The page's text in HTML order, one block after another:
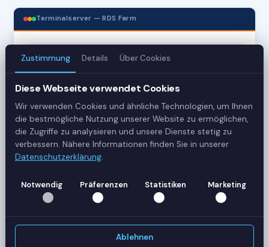
Terminalserver — RDS Farm
3
42
Sessions
SERVER-AUSLASTUNG
Zustimmung Details Über Cookies
Diese Webseite verwendet Cookies
Wir verwenden Cookies und ähnliche Technologien, um Ihnen
die bestmögliche Nutzung unserer Website zu ermöglichen,
die Zugriffe zu analysieren und unsere Dienste stetig zu
verbessern. Nähere Informationen finden Sie in unserer
Datenschutzerklärung.
Notwendig Präferenzen Statistiken Marketing
Ablehnen